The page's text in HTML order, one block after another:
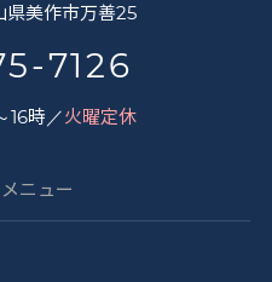
県美作市万善25
7126
16時／火曜定休
ニュー